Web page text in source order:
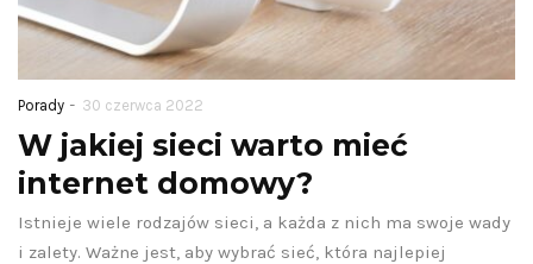
Porady - 30 czerwca 2022
W jakiej sieci warto mieć
internet domowy?
Istnieje wiele rodzajów sieci, a każda z nich ma swoje wady
i zalety. Ważne jest, aby wybrać sieć, która najlepiej